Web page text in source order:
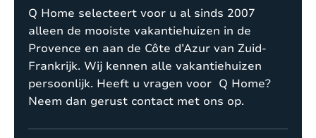
Q Home selecteert voor u al sinds 2007
alleen de mooiste vakantiehuizen in de
Provence en aan de Côte d’Azur van Zuid-
Frankrijk. Wij kennen alle vakantiehuizen
persoonlijk. Heeft u vragen voor Q Home?
Neem dan gerust contact met ons op.